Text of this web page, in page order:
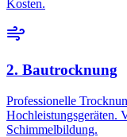
Kosten.
2. Bautrocknung
Professionelle
Hochleistungsgeräten.
Schimmelbildung.